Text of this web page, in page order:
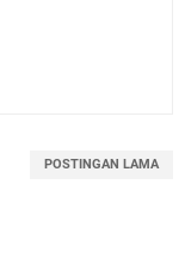
POSTINGAN LAMA